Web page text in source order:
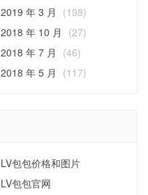
2019 年 3 月
(198)
2018 年 10 月
(27)
2018 年 7 月
(46)
2018 年 5 月 (117)
LV包包价格和图片
LV包包官网